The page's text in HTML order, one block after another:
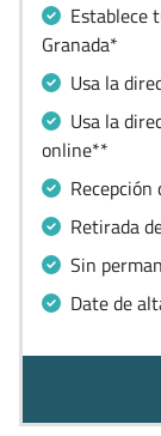
Establece
Granada*
Usa la
Usa la
online**
Retirada
Sin
Date de